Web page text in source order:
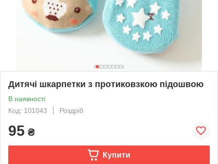
Дитячі шкарпетки з протиковзкою підошвою
В наявності
Код: 101043
Роздріб
95 ₴
Купити